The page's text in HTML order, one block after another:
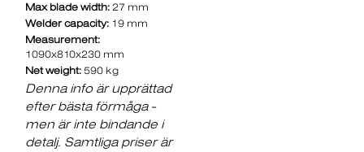
Max blade width: 27 mm
Welder capacity: 19 mm
Measurement:
1090x810x230 mm
Net weight: 590 kg
Denna info är upprättad
efter bästa förmåga -
men är inte bindande i
detalj. Samtliga priser är